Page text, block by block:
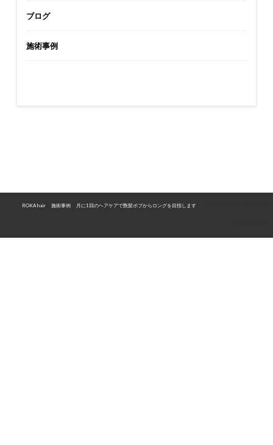
ブログ
施術事例
ROKA hair 施術事例 月に1回のヘアケアで艶髪ボブからロングを目指します